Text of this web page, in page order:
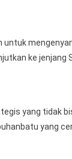
untuk
ke jenjang
yang tidak
yang